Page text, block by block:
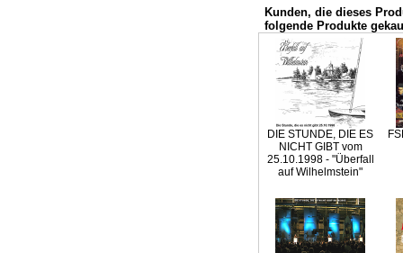
Kunden, die dieses
folgende Produkte
DIE STUNDE, DIE ES
NICHT GIBT vom
25.10.1998 - "Überfall
auf Wilhelmstein"